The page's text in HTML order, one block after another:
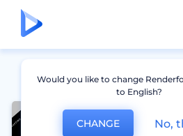
Would you like to change
to English?
CHANGE No,